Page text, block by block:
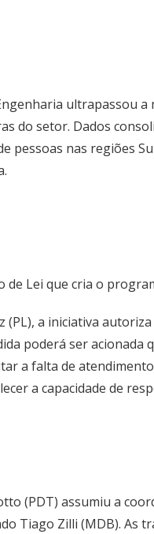
ultrapassou
do setor. Dados
pessoas nas regiões
Lei que cria o
(PL), a iniciativa
poderá ser
a falta de
a capacidade de
(PDT) assumiu a
Tiago Zilli (MDB). As